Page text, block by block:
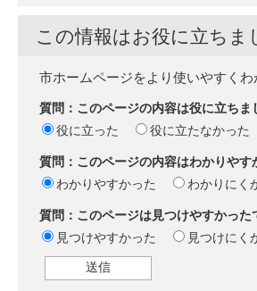
この情報はお役に立ちま
市ホームページをより使いやすく
質問：このページの内容は役に立ちま
役に立った
役に立たなかった
質問：このページの内容はわかりやす
わかりやすかった
わかりにく
質問：このページは見つけやすかった
見つけやすかった
見つけにく